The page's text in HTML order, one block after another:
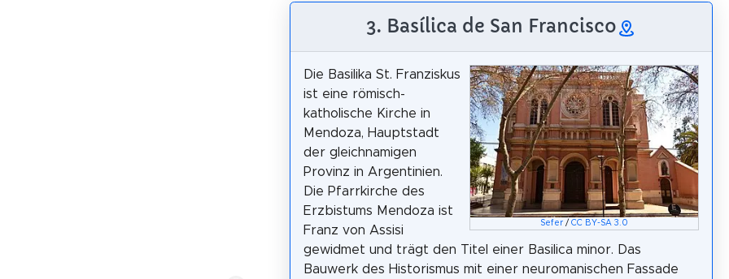
3. Basílica de San Francisco
Sefer /CC BY-SA 3.0
Die Basilika St. Franziskus
ist eine römisch-
katholische Kirche in
Mendoza, Hauptstadt
der gleichnamigen
Provinz in Argentinien.
Die Pfarrkirche des
Erzbistums Mendoza ist
Franz von Assisi
gewidmet und trägt den Titel einer Basilica minor. Das
Bauwerk des Historismus mit einer neuromanischen Fassade